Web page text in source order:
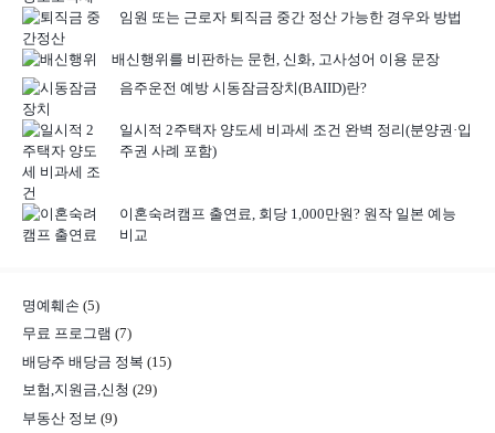
임원 또는 근로자 퇴직금 중간 정산 가능한 경우와 방법
배신행위를 비판하는 문헌, 신화, 고사성어 이용 문장
음주운전 예방 시동잠금장치(BAIID)란?
일시적 2주택자 양도세 비과세 조건 완벽 정리(분양권·입
주권 사례 포함)
이혼숙려캠프 출연료, 회당 1,000만원? 원작 일본 예능
비교
명예훼손 (5)
무료 프로그램 (7)
배당주 배당금 정복 (15)
보험,지원금,신청 (29)
부동산 정보 (9)